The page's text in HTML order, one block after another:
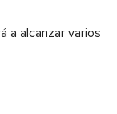
a alcanzar varios